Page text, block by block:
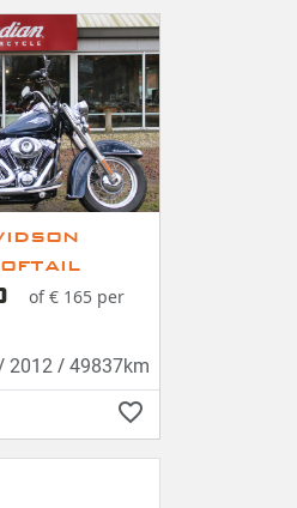
of € 165 per
2012 / 49837km